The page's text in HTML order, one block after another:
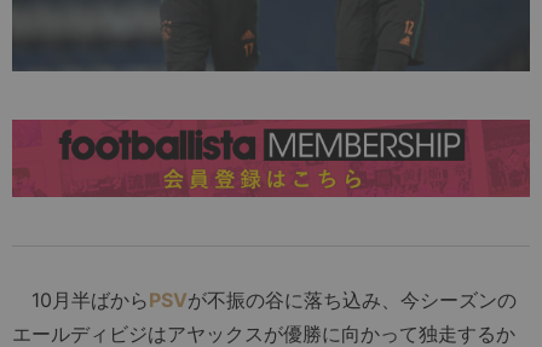
10月半ばからPSVが不振の谷に落ち込み、今シーズンの
エールディビジはアヤックスが優勝に向かって独走するか